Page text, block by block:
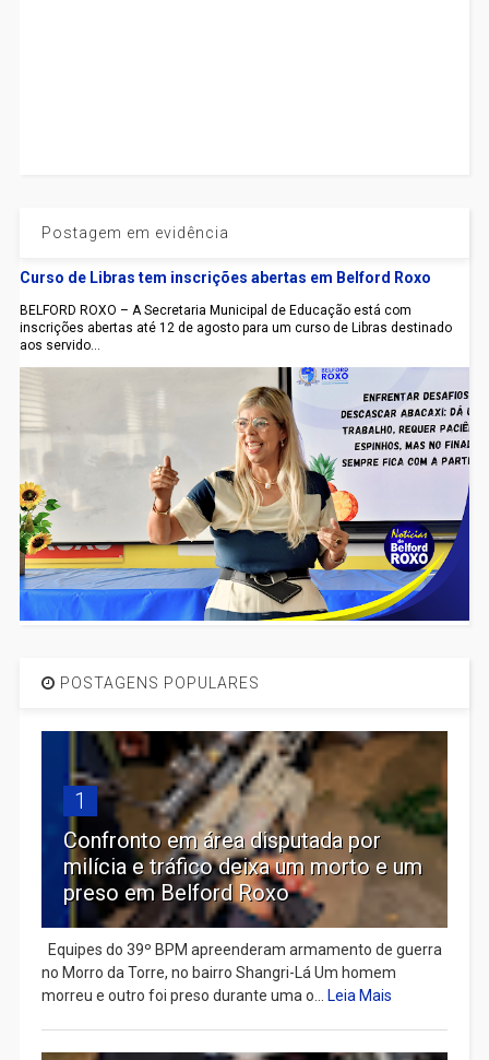
Postagem em evidência
Curso de Libras tem inscrições abertas em Belford Roxo
BELFORD ROXO – A Secretaria Municipal de Educação está com
inscrições abertas até 12 de agosto para um curso de Libras destinado
aos servido...
POSTAGENS POPULARES
1
Confronto em área disputada por
milícia e tráfico deixa um morto e um
preso em Belford Roxo
Equipes do 39º BPM apreenderam armamento de guerra
no Morro da Torre, no bairro Shangri-Lá Um homem
morreu e outro foi preso durante uma o...
Leia Mais